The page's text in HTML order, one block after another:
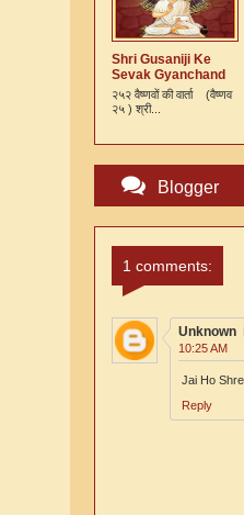
Shri Gusaniji Ke
Sevak Gyanchand
Ki Varta
२५२ वैष्णवों की वार्ता (वैष्णव
२५ ) श्री...
Blogger
Comments
1 comments:
Unknown
10:25 AM
Jai Ho
Reply